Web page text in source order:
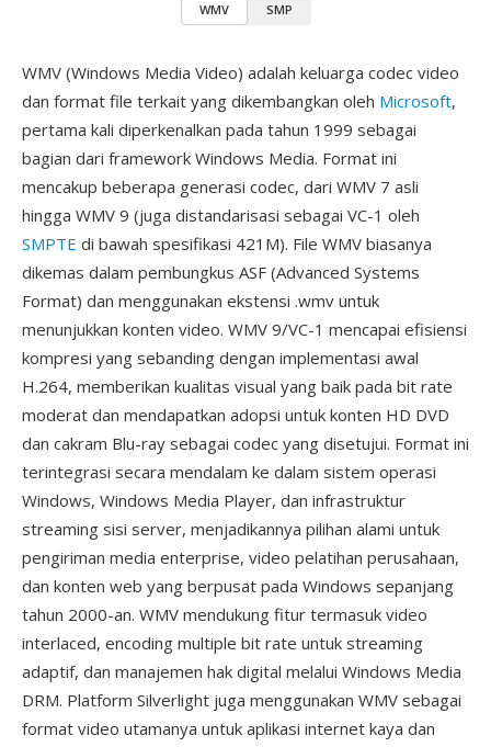
WMV SMP
WMV (Windows Media Video) adalah keluarga codec video
dan format file terkait yang dikembangkan oleh Microsoft,
pertama kali diperkenalkan pada tahun 1999 sebagai
bagian dari framework Windows Media. Format ini
mencakup beberapa generasi codec, dari WMV 7 asli
hingga WMV 9 (juga distandarisasi sebagai VC-1 oleh
SMPTE di bawah spesifikasi 421M). File WMV biasanya
dikemas dalam pembungkus ASF (Advanced Systems
Format) dan menggunakan ekstensi .wmv untuk
menunjukkan konten video. WMV 9/VC-1 mencapai efisiensi
kompresi yang sebanding dengan implementasi awal
H.264, memberikan kualitas visual yang baik pada bit rate
moderat dan mendapatkan adopsi untuk konten HD DVD
dan cakram Blu-ray sebagai codec yang disetujui. Format ini
terintegrasi secara mendalam ke dalam sistem operasi
Windows, Windows Media Player, dan infrastruktur
streaming sisi server, menjadikannya pilihan alami untuk
pengiriman media enterprise, video pelatihan perusahaan,
dan konten web yang berpusat pada Windows sepanjang
tahun 2000-an. WMV mendukung fitur termasuk video
interlaced, encoding multiple bit rate untuk streaming
adaptif, dan manajemen hak digital melalui Windows Media
DRM. Platform Silverlight juga menggunakan WMV sebagai
format video utamanya untuk aplikasi internet kaya dan